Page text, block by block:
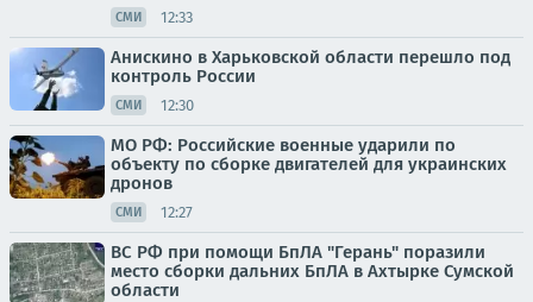
СМИ 12:33
Анискино в Харьковской области перешло под
контроль России
СМИ 12:30
МО РФ: Российские военные ударили по
объекту по сборке двигателей для украинских
дронов
СМИ 12:27
ВС РФ при помощи БпЛА "Герань" поразили
место сборки дальних БпЛА в Ахтырке Сумской
области